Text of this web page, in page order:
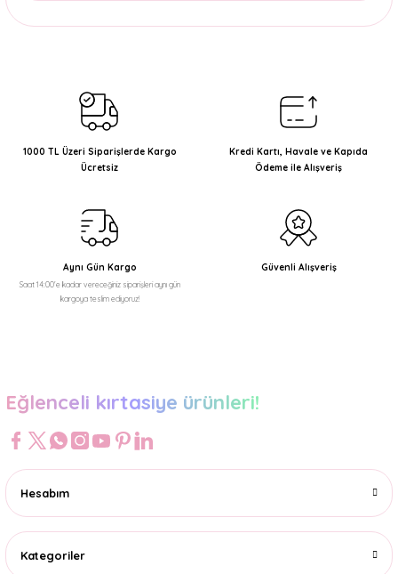
Bu ürünün fiyat bilgisi, resim, ürün açıklamalarında ve diğer
Ürün resmi kalitesiz, bozuk veya görüntülenemiyor.
Ürün açıklamasında eksik bilgiler bulunuyor.
Ürün bilgilerinde hatalar bulunuyor.
Bu ürüne benzer farklı alternatifler olmalı.
1000 TL Üzeri Siparişlerde Kargo
Ücretsiz
Kredi Kartı, Havale ve Kapıda
Ödeme ile Alışveriş
Aynı Gün Kargo
Saat 14:00'e kadar vereceğiniz siparişleri aynı gün
kargoya teslim ediyoruz!
Güvenli Alışveriş
Eğlenceli kırtasiye ürünleri!
Hesabım
Kategoriler